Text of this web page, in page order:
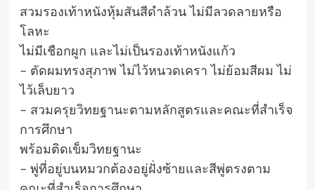
สวมรองเท้าหนังหุ้มสันสีดำล้วน ไม่มีลวดลายหรือ
โลหะ
ไม่มีเชือกผูก และไม่เป็นรองเท้าหนังแก้ว
– ตัดผมทรงสุภาพ ไม่ไว้หนวดเครา ไม่ย้อมสีผม ไม่
ไว้เล็บยาว
– สวมครุยวิทยฐานะตามหลักสูตรและคณะที่สำเร็จ
การศึกษา
พร้อมติดเข็มวิทยฐานะ
– พู่ที่อยู่บนหมวกต้องอยู่ฝั่งซ้ายและสีพู่ตรงตาม